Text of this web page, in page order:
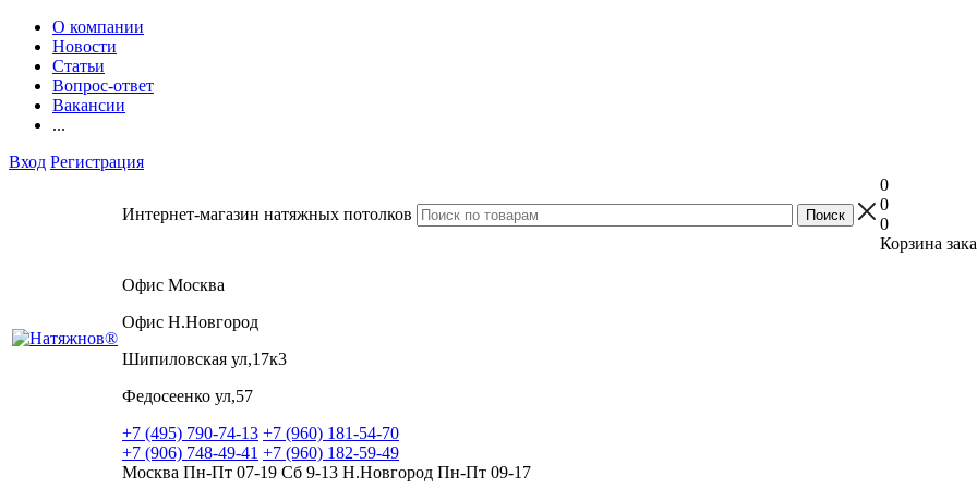
О компании
Новости
Статьи
Вопрос-ответ
Вакансии
...
Вход Регистрация
Интернет-магазин натяжных потолков
0
0
0
Корзина
Офис Москва
Офис Н.Новгород
Шипиловская ул,17к3
Федосеенко ул,57
+7 (495) 790-74-13 +7 (960) 181-54-70
+7 (906) 748-49-41 +7 (960) 182-59-49
Москва Пн-Пт 07-19 Сб 9-13 Н.Новгород Пн-Пт 09-17